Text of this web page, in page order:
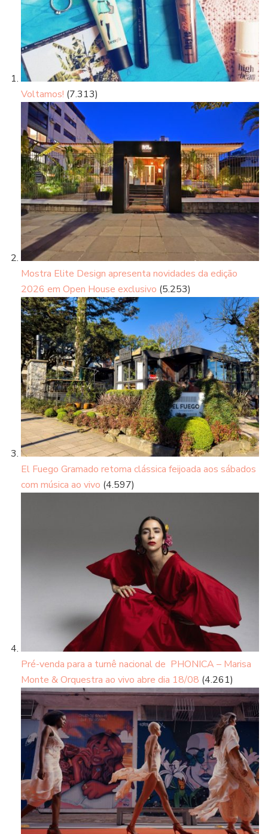
Voltamos! (7.313)
Mostra Elite Design apresenta novidades da edição
2026 em Open House exclusivo (5.253)
El Fuego Gramado retoma clássica feijoada aos sábados
com música ao vivo (4.597)
Pré-venda para a turnê nacional de PHONICA – Marisa
Monte & Orquestra ao vivo abre dia 18/08 (4.261)